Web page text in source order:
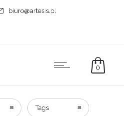
biuro@artesis.pl
0
Tags